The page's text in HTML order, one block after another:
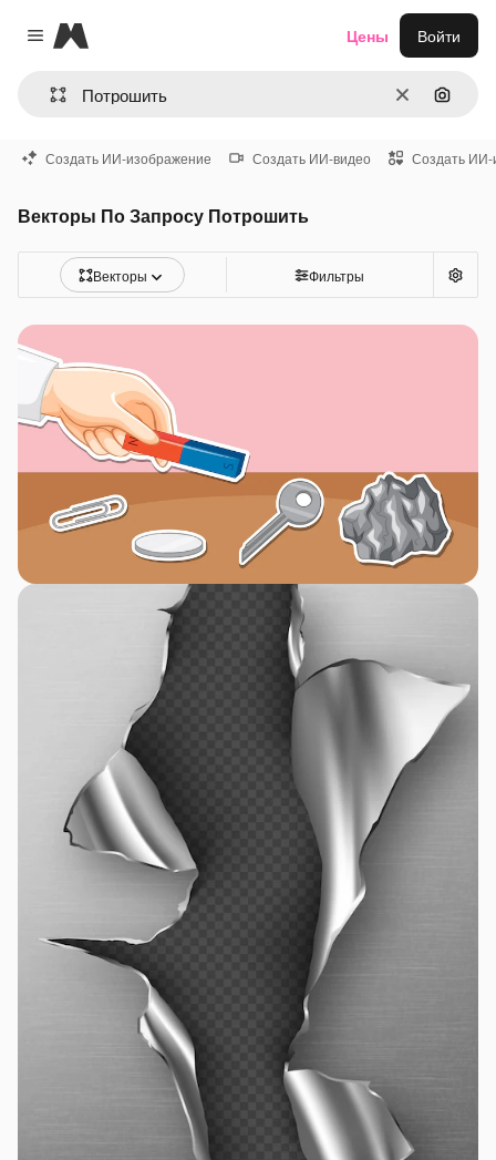
Close menu
Magnific
ОчиститьПоиск
Цены Войти
Создать ИИ-изображение Создать ИИ-видео Создать ИИ-
Векторы По Запросу Потрошить
Векторы Фильтры